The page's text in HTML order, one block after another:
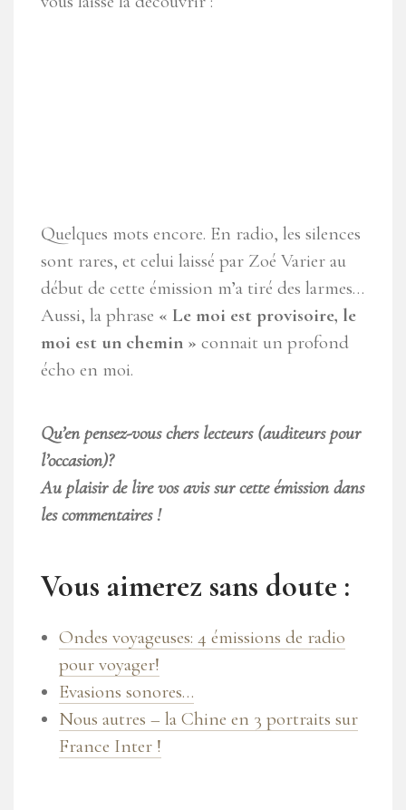
Quelques mots encore. En radio, les silences
sont rares, et celui laissé par Zoé Varier au
début de cette émission m’a tiré des larmes…
Aussi, la phrase « Le moi est provisoire, le
moi est un chemin » connait un profond
écho en moi.
Qu’en pensez-vous chers lecteurs (auditeurs pour
l’occasion)?
Au plaisir de lire vos avis sur cette émission dans
les commentaires !
Vous aimerez sans doute :
Ondes voyageuses: 4 émissions de radio
pour voyager!
Evasions sonores…
Nous autres – la Chine en 3 portraits sur
France Inter !